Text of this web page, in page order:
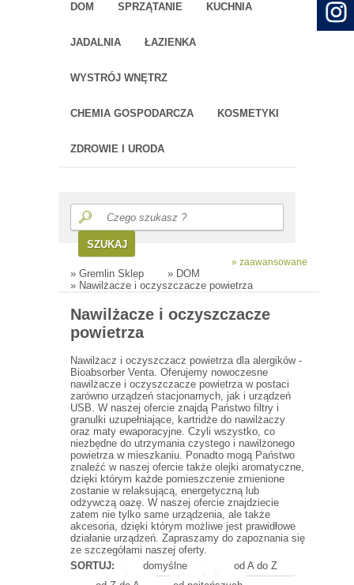
DOM SPRZĄTANIE KUCHNIA
JADALNIA ŁAZIENKA
WYSTRÓJ WNĘTRZ
CHEMIA GOSPODARCZA KOSMETYKI
ZDROWIE I URODA
SZUKAJ
» zaawansowane
» Gremlin Sklep » DOM
» Nawilżacze i oczyszczacze powietrza
Nawilżacze i oczyszczacze
powietrza
Nawilżacz i oczyszczacz powietrza dla alergików -
Bioabsorber Venta. Oferujemy nowoczesne
nawilżacze i oczyszczacze powietrza w postaci
zarówno urządzeń stacjonarnych, jak i urządzeń
USB. W naszej ofercie znajdą Państwo filtry i
granulki uzupełniające, kartridże do nawilżaczy
oraz maty ewaporacyjne. Czyli wszystko, co
niezbędne do utrzymania czystego i nawilżonego
powietrza w mieszkaniu. Ponadto mogą Państwo
znaleźć w naszej ofercie także olejki aromatyczne,
dzięki którym każde pomieszczenie zmienione
zostanie w relaksującą, energetyczną lub
odżywczą oazę. W naszej ofercie znajdziecie
zatem nie tylko same urządzenia, ale także
akcesoria, dzięki którym możliwe jest prawidłowe
działanie urządzeń. Zapraszamy do zapoznania się
ze szczegółami naszej oferty.
SORTUJ:
domyślne
od A do Z